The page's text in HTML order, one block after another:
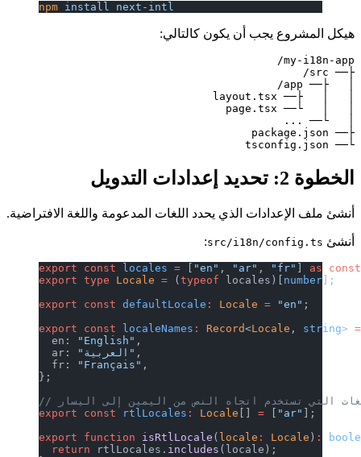
npm install next-intl
هيكل المشروع يجب أن يكون كالتالي:
└── tsconfig.json
الخطوة 2: تحديد إعدادات التدويل
أنشئ ملف الإعدادات الذي يحدد اللغات المدعومة واللغة الافتراضية.
أنشئsrc/i18n/config.ts
:
export const locales = ["en" , "ar" , "fr" ] as
export type Locale = (typeof locales)[number
];
export const defaultLocale Locale = "en"
export const localeNames Record<Locale , string >
  en:
"English"
  ar:
"العربية"
  fr:
"Français"
};
التي تستخدم اتجاه النص من اليمين إلى اليسار
export const rtlLocales Locale [] [ "ar"
];
export function isRtlLocale (locale Locale )
  return
rtlLocales.includes (locale);